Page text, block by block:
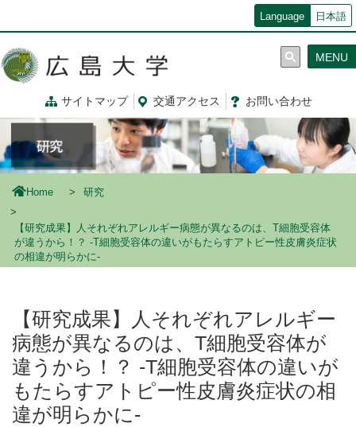
コ
ン
に
移
動
Language 日本語
サイトマップ 交通アクセス お問い合わせ
MENU
Home 研究
【研究成果】人それぞれアレルギー病態が異なるのは、T細胞受容体
が違うから！？ -T細胞受容体の違いがもたらすアトピー性皮膚炎症状
の相違が明らかに-
【研究成果】人それぞれアレルギー
病態が異なるのは、T細胞受容体が
違うから！？ -T細胞受容体の違いが
もたらすアトピー性皮膚炎症状の相
違が明らかに-